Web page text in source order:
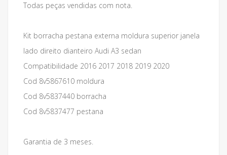
Todas peças vendidas com nota.
Kit borracha pestana externa moldura superior janela
lado direito dianteiro Audi A3 sedan
Compatibilidade 2016 2017 2018 2019 2020
Cod 8v5867610 moldura
Cod 8v5837440 borracha
Cod 8v5837477 pestana
Garantia de 3 meses.